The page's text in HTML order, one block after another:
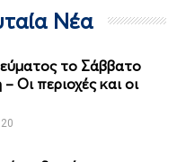
Νέα
το Σάββατο
Οι περιοχές και οι